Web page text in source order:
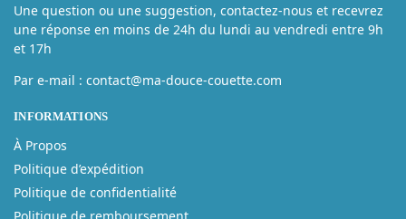
Une question ou une suggestion, contactez-nous et recevrez
une réponse en moins de 24h du lundi au vendredi entre 9h
et 17h
Par e-mail : contact@ma-douce-couette.com
INFORMATIONS
À Propos
Politique d’expédition
Politique de confidentialité